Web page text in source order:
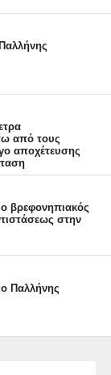
από τους
αποχέτευσης
ο βρεφονηπιακός
στην
Παλλήνης